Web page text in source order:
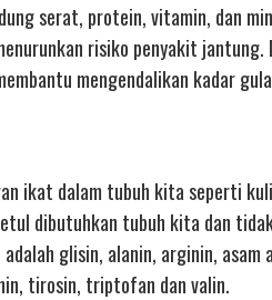
serat, protein, vitamin, dan
risiko penyakit
mengendalikan kadar
ikat dalam tubuh kita seperti
dibutuhkan tubuh kita dan
glisin, alanin, arginin,
tirosin, triptofan dan valin.